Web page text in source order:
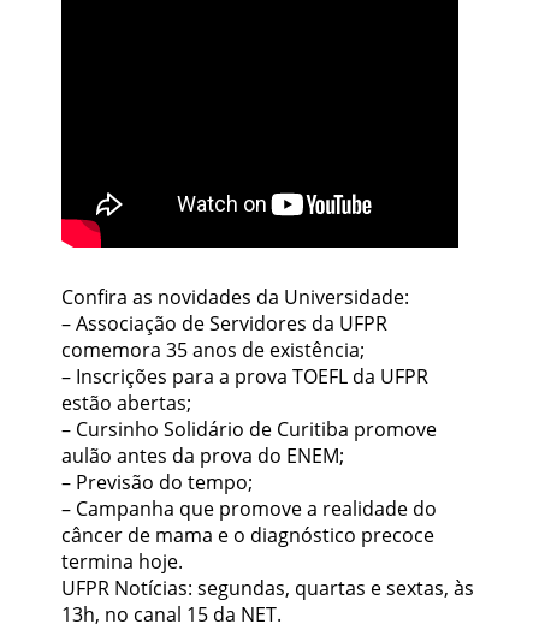
Confira as novidades da Universidade:
– Associação de Servidores da UFPR
comemora 35 anos de existência;
– Inscrições para a prova TOEFL da UFPR
estão abertas;
– Cursinho Solidário de Curitiba promove
aulão antes da prova do ENEM;
– Previsão do tempo;
– Campanha que promove a realidade do
câncer de mama e o diagnóstico precoce
termina hoje.
UFPR Notícias: segundas, quartas e sextas, às
13h, no canal 15 da NET.